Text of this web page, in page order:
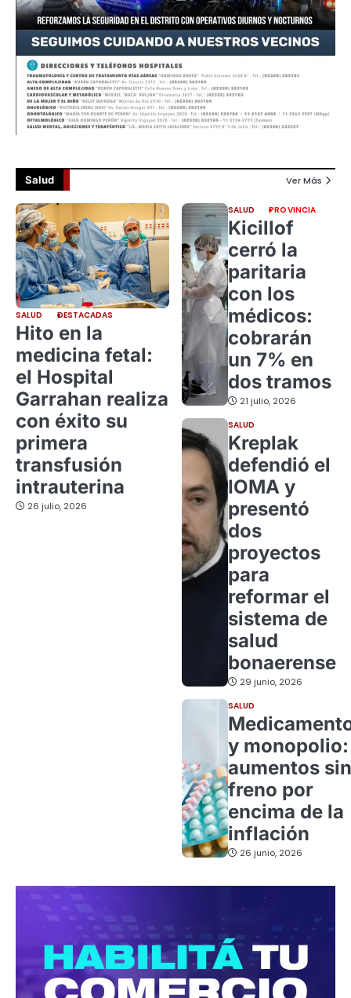
Salud Ver Más
SALUD DESTACADAS
Hito en la
medicina fetal:
el Hospital
Garrahan realiza
con éxito su
primera
transfusión
intrauterina
26 julio, 2026
SALUD PROVINCIA
Kicillof
cerró la
paritaria
con los
médicos:
cobrarán
un 7% en
dos tramos
21 julio, 2026
SALUD
Kreplak
defendió el
IOMA y
presentó
dos
proyectos
para
reformar el
sistema de
salud
bonaerense
29 junio, 2026
SALUD
y monopolio:
aumentos sin
freno por
encima de la
inflación
26 junio, 2026